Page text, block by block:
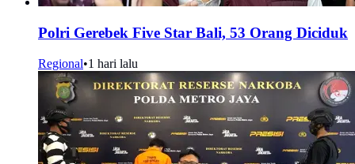
Polri Gerebek Five Star Bali, 53 Orang Diciduk
Regional•1 hari lalu